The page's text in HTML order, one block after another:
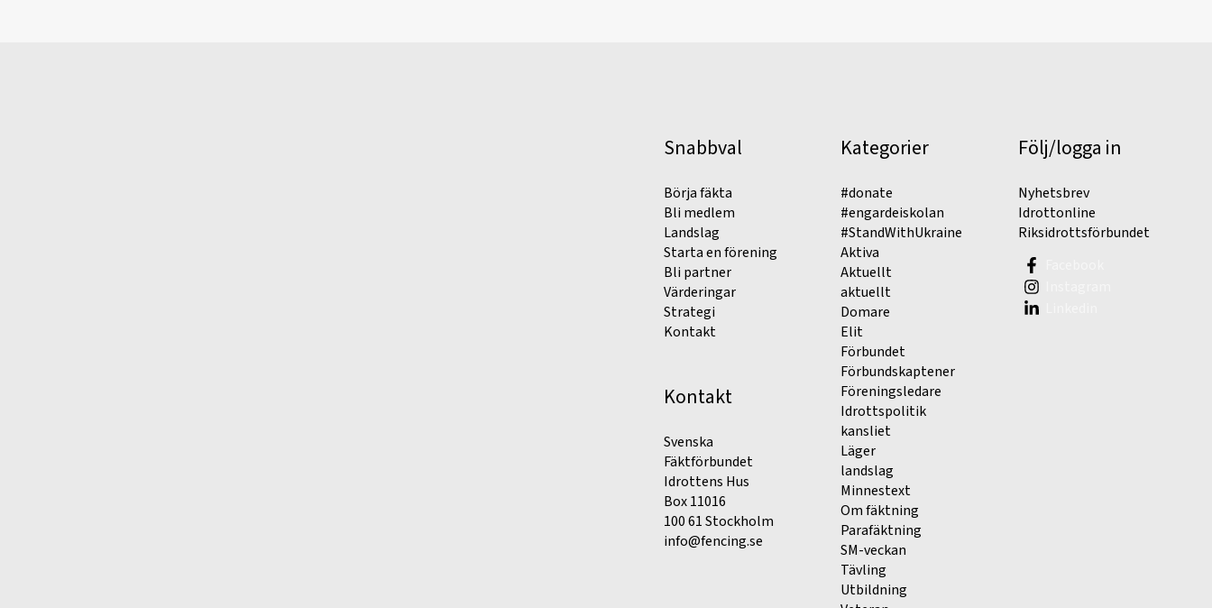
Snabbval
Börja fäkta
Bli medlem
Landslag
Starta en förening
Bli partner
Värderingar
Strategi
Kontakt
Kontakt
Svenska
Fäktförbundet
Idrottens Hus
Box 11016
100 61 Stockholm
info@fencing.se
Kategorier
#donate
#engardeiskolan
#StandWithUkraine
Aktiva
Aktuellt
aktuellt
Domare
Elit
Förbundet
Förbundskaptener
Föreningsledare
Idrottspolitik
kansliet
Läger
landslag
Minnestext
Om fäktning
Parafäktning
SM-veckan
Tävling
Utbildning
Följ/logga in
Nyhetsbrev
Idrottonline
Riksidrottsförbundet